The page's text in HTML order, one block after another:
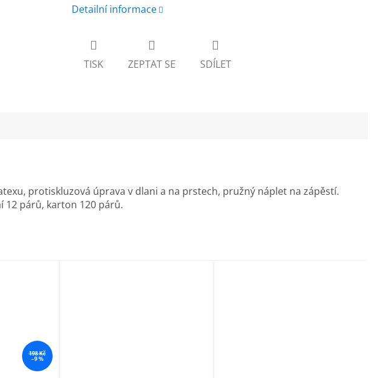
Detailní informace
TISK ZEPTAT SE SDÍLET
protiskluzová úprava v dlani a na prstech, pružný náplet na zápěstí.
12 párů, karton 120 párů.
198 Kč
–9 %